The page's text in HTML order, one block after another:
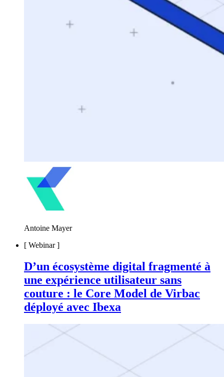
Antoine Mayer
[ Webinar]
D’un écosystème digital fragmenté à
une expérience utilisateur sans
couture : le Core Model de Virbac
déployé avec Ibexa